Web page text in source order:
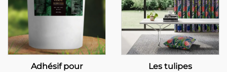
Adhésif pour
Les tulipes